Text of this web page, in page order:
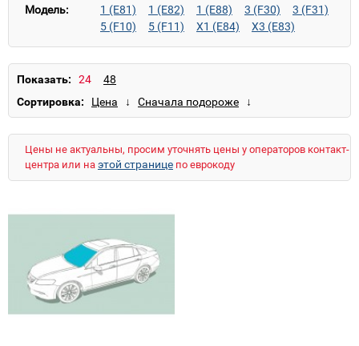
Модель: 1 (E81) 1 (E82) 1 (E88) 3 (F30)
3 (F31)
5 (F10)
5 (F11) X1 (E84)
X3 (E83)
Показать:
Сортировка:
Цены не актуальны, просим уточнять цены у операторов контакт-
центра или на этой странице по еврокоду